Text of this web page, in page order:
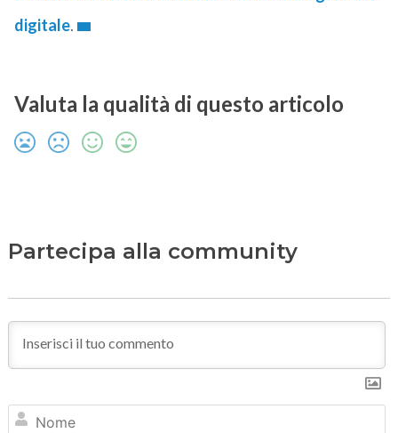
digitale.
Valuta la qualità di questo articolo
Partecipa alla community